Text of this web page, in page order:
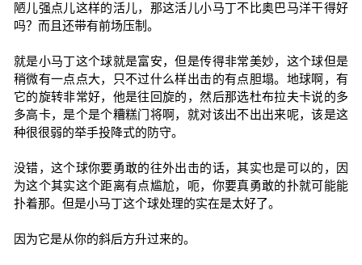
陋儿强点儿这样的活儿，那这活儿小马丁不比奥巴马洋干得好
吗？而且还带有前场压制。
就是小马丁这个球就是富安，但是传得非常美妙，这个球但是
稍微有一点点大，只不过什么样出击的有点胆塌。地球啊，有
它的旋转非常好，他是往回旋的，然后那选杜布拉夫卡说的多
多高卡，是个是个糟糕门将啊，就对该出不出出来呢，该是这
种很很弱的举手投降式的防守。
没错，这个球你要勇敢的往外出击的话，其实也是可以的，因
为这个其实这个距离有点尴尬，呃，你要真勇敢的扑就可能能
扑着那。但是小马丁这个球处理的实在是太好了。
因为它是从你的斜后方升过来的。